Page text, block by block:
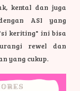
kental dan juga
ASI yang
keriting" ini bisa
rewel dan
yang cukup.